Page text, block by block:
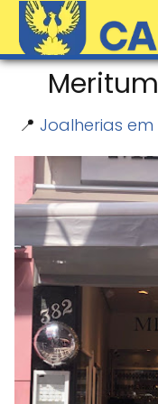
📍 Joalherias